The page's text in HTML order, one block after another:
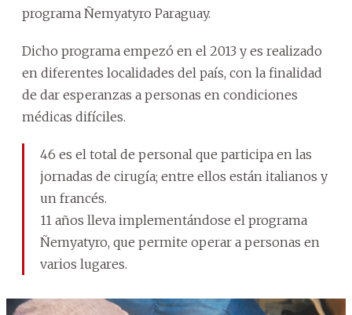
programa Ñemyatyro Paraguay.
Dicho programa empezó en el 2013 y es realizado
en diferentes localidades del país, con la finalidad
de dar esperanzas a personas en condiciones
médicas difíciles.
46 es el total de personal que participa en las
jornadas de cirugía; entre ellos están italianos y
un francés.
11 años lleva implementándose el programa
Ñemyatyro, que permite operar a personas en
varios lugares.